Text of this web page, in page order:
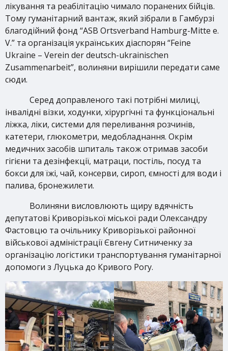
лікування та реабілітацію чимало поранених бійців.
Тому гуманітарний вантаж, який зібрали в Гамбурзі
благодійний фонд “ASB Ortsverband Hamburg-Mitte e.
V.” та організація українських діаспорян “Feine
Ukraine – Verein der deutsch-ukrainischen
Zusammenarbeit”, волиняни вирішили передати саме
сюди.
Серед доправленого такі потрібні милиці,
інвалідні візки, ходунки, хірургічні та функціональні
ліжка, ліки, системи для переливання розчинів,
катетери, глюкометри, медобладнання. Окрім
медичних засобів шпиталь також отримав засоби
гігієни та дезінфекції, матраци, постіль, посуд та
бокси для їжі, чай, консерви, сироп, ємності для води і
палива, бронежилети.
Волиняни висловлюють щиру вдячність
депутатові Криворізької міської ради Олександру
Фастовцю та очільнику Криворізької районної
військової адміністрації Євгену Ситниченку за
організацію логістики транспортування гуманітарної
допомоги з Луцька до Кривого Рогу.